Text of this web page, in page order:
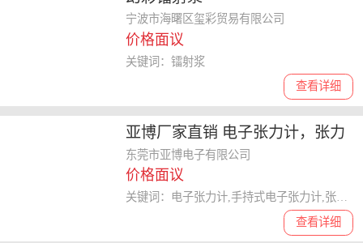
宁波市海曙区玺彩贸易有限公司
价格面议
查看详细
关键词：镭射浆
亚博厂家直销 电子张力计，张力
器，超硬合金线嘴，防跳桥
东莞市亚博电子有限公司
价格面议
查看详细
关键词：电子张力计,手持式电子张力计,张力器,超硬合金线嘴